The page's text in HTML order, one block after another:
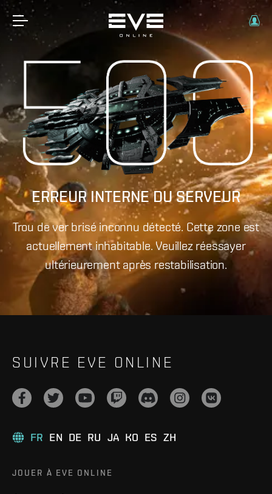
ERREUR INTERNE DU SERVEUR
Trou de ver brisé inconnu détecté. Cette zone est
actuellement inhabitable. Veuillez réessayer
ultérieurement après restabilisation.
SUIVRE EVE ONLINE
FR EN DE RU JA KO ES ZH
JOUER À EVE ONLINE